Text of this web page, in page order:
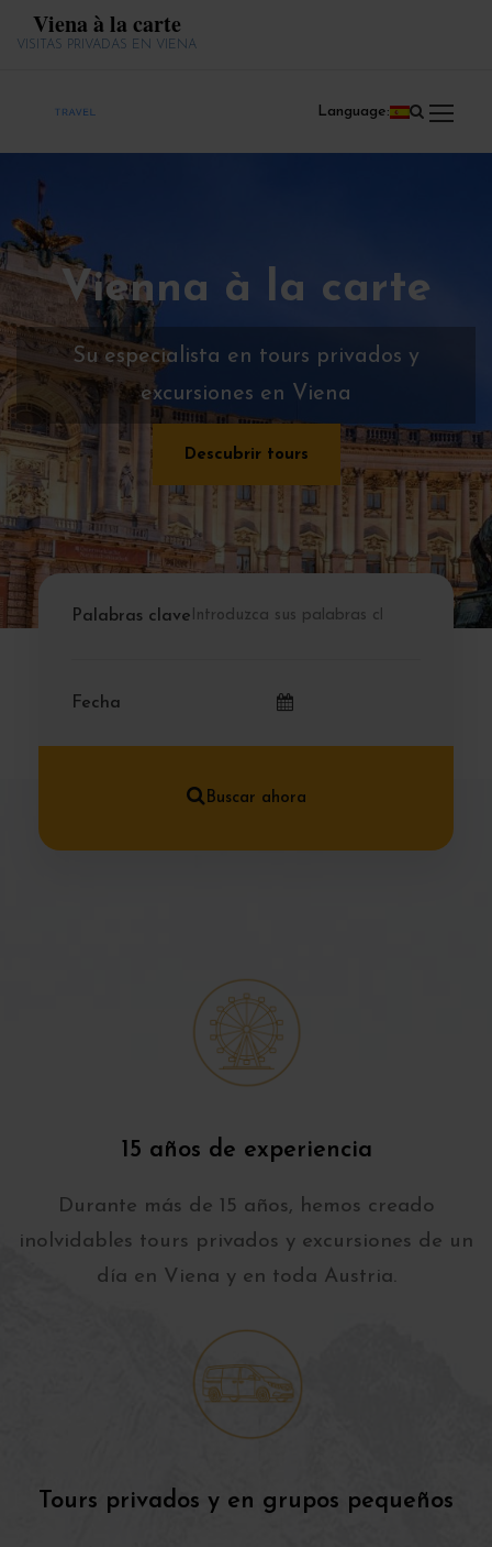
Viena à la carte
VISITAS PRIVADAS EN VIENA
Language:
Vienna à la carte
Su especialista en tours privados y
excursiones en Viena
Descubrir tours
Palabras clave
Fecha
Buscar ahora
15 años de experiencia
Durante más de 15 años, hemos creado
inolvidables tours privados y excursiones de un
día en Viena y en toda Austria.
Tours privados y en grupos pequeños